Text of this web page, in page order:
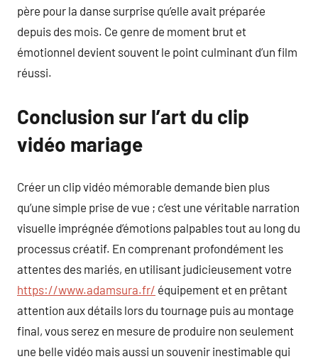
père pour la danse surprise qu’elle avait préparée
depuis des mois. Ce genre de moment brut et
émotionnel devient souvent le point culminant d’un film
réussi.
Conclusion sur l’art du clip
vidéo mariage
Créer un clip vidéo mémorable demande bien plus
qu’une simple prise de vue ; c’est une véritable narration
visuelle imprégnée d’émotions palpables tout au long du
processus créatif. En comprenant profondément les
attentes des mariés, en utilisant judicieusement votre
https://www.adamsura.fr/ équipement et en prêtant
attention aux détails lors du tournage puis au montage
final, vous serez en mesure de produire non seulement
une belle vidéo mais aussi un souvenir inestimable qui